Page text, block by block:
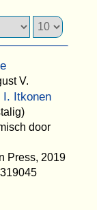
V.
I. Itkonen
door
Press, 2019